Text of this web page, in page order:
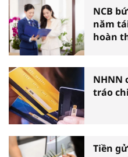
NCB
năm
hoàn
NHNN
tráo
Tiền